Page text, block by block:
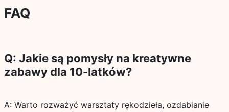
FAQ
Q: Jakie są pomysły na kreatywne
zabawy dla 10-latków?
A: Warto rozważyć warsztaty rękodzieła, ozdabianie